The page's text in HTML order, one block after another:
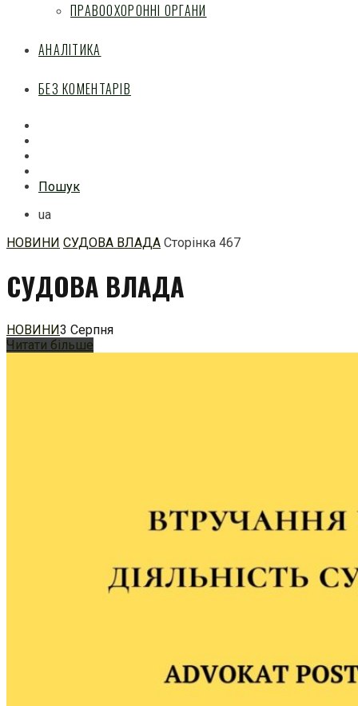
ПРАВООХОРОННІ ОРГАНИ
АНАЛІТИКА
БЕЗ КОМЕНТАРІВ
Пошук
ua
НОВИНИ СУДОВА ВЛАДА Сторінка 467
Перейти
до
змісту
СУДОВА ВЛАДА
НОВИНИ3 Серпня
Читати більше